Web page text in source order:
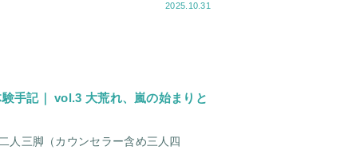
2025.10.31
手記｜ vol.3 大荒れ、嵐の始まりと
人三脚（カウンセラー含め三人四